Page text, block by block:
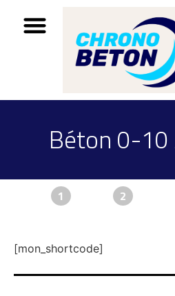
Béton 0-
1 2
[mon_shortcode]